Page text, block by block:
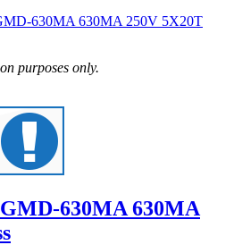
purposes only.
630MA 630MA